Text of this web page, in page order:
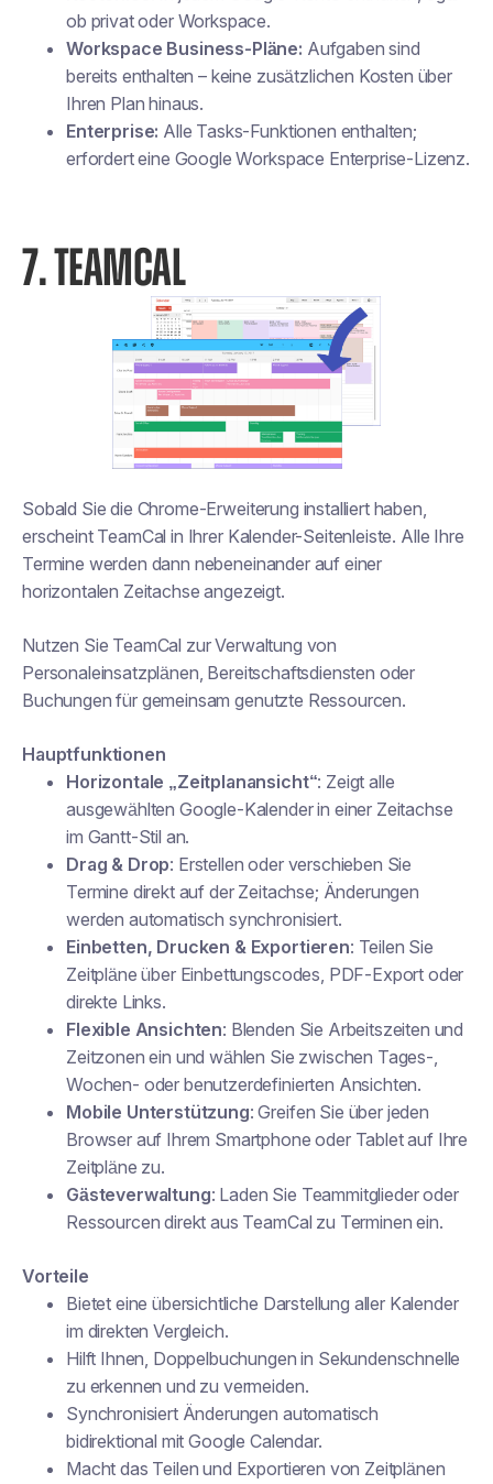
ob privat oder Workspace.
Workspace Business-Pläne: Aufgaben sind
bereits enthalten – keine zusätzlichen Kosten über
Ihren Plan hinaus.
Enterprise: Alle Tasks-Funktionen enthalten;
erfordert eine Google Workspace Enterprise-Lizenz.
7. TEAMCAL
Sobald Sie die Chrome-Erweiterung installiert haben,
erscheint TeamCal in Ihrer Kalender-Seitenleiste. Alle Ihre
Termine werden dann nebeneinander auf einer
horizontalen Zeitachse angezeigt.
Nutzen Sie TeamCal zur Verwaltung von
Personaleinsatzplänen, Bereitschaftsdiensten oder
Buchungen für gemeinsam genutzte Ressourcen.
Hauptfunktionen
Horizontale „Zeitplanansicht“: Zeigt alle
ausgewählten Google-Kalender in einer Zeitachse
im Gantt-Stil an.
Drag & Drop: Erstellen oder verschieben Sie
Termine direkt auf der Zeitachse; Änderungen
werden automatisch synchronisiert.
Einbetten, Drucken & Exportieren: Teilen Sie
Zeitpläne über Einbettungscodes, PDF-Export oder
direkte Links.
Flexible Ansichten: Blenden Sie Arbeitszeiten und
Zeitzonen ein und wählen Sie zwischen Tages-,
Wochen- oder benutzerdefinierten Ansichten.
Mobile Unterstützung: Greifen Sie über jeden
Browser auf Ihrem Smartphone oder Tablet auf Ihre
Zeitpläne zu.
Gästeverwaltung: Laden Sie Teammitglieder oder
Ressourcen direkt aus TeamCal zu Terminen ein.
Vorteile
Bietet eine übersichtliche Darstellung aller Kalender
im direkten Vergleich.
Hilft Ihnen, Doppelbuchungen in Sekundenschnelle
zu erkennen und zu vermeiden.
Synchronisiert Änderungen automatisch
bidirektional mit Google Calendar.
Macht das Teilen und Exportieren von Zeitplänen